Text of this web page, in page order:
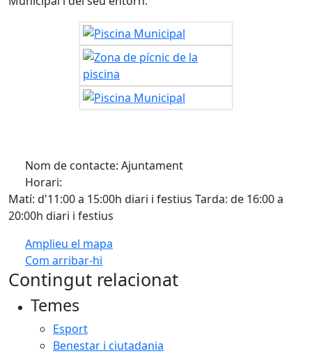
Nom de contacte: Ajuntament
Horari:
Matí: d'11:00 a 15:00h diari i festius Tarda: de 16:00 a
20:00h diari i festius
Amplieu el mapa
Com arribar-hi
+
Contingut relacionat
Temes
Esport
Benestar i ciutadania